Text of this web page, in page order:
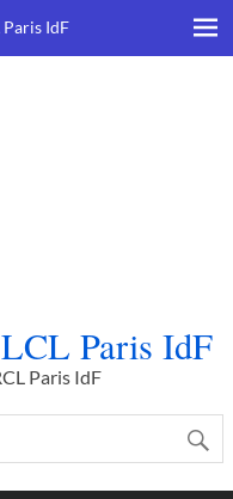
IdF
Paris IdF
Paris IdF